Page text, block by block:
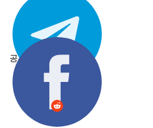
공유하기: